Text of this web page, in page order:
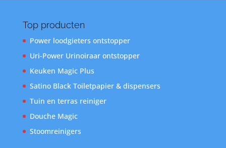
Top producten
Power loodgieters ontstopper
Uri-Power Urinoiraar ontstopper
Keuken Magic Plus
Satino Black Toiletpapier & dispensers
Tuin en terras reiniger
Douche Magic
Stoomreinigers